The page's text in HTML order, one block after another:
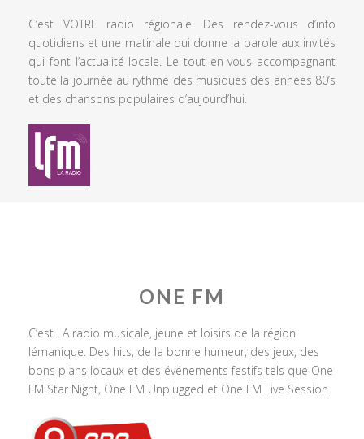
C’est VOTRE radio régionale. Des rendez-vous d’info
quotidiens et une matinale qui donne la parole aux invités
qui font l’actualité locale. Le tout en vous accompagnant
toute la journée au rythme des musiques des années 80’s
et des chansons populaires d’aujourd’hui.
ONE FM
C’est LA radio musicale, jeune et loisirs de la région
lémanique. Des hits, de la bonne humeur, des jeux, des
bons plans locaux et des événements festifs tels que One
FM Star Night, One FM Unplugged et One FM Live Session.